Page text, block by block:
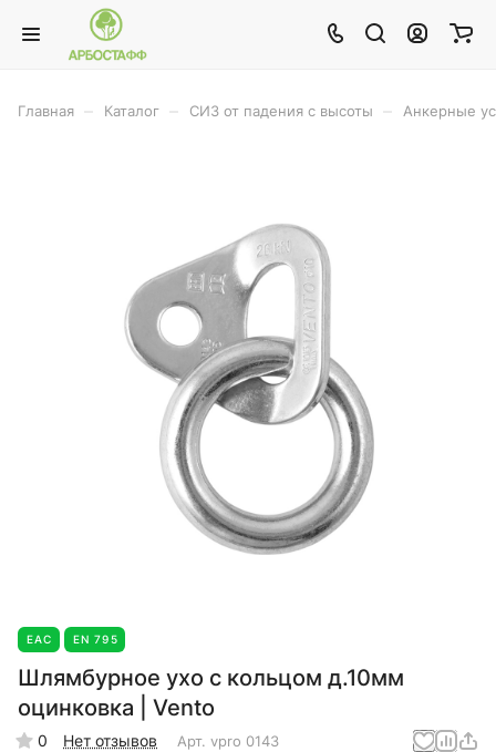
Главная Каталог СИЗ от падения с высоты Анкерные
EAC EN 795
Шлямбурное ухо с кольцом д.10мм
оцинковка | Vento
0 Нет отзывов Арт. vpro 0143